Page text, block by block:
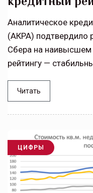
Аналитическое
(АКРА) подтвердило
Сбера на наивысшем
рейтингу —
Читать
ЦИФРЫ